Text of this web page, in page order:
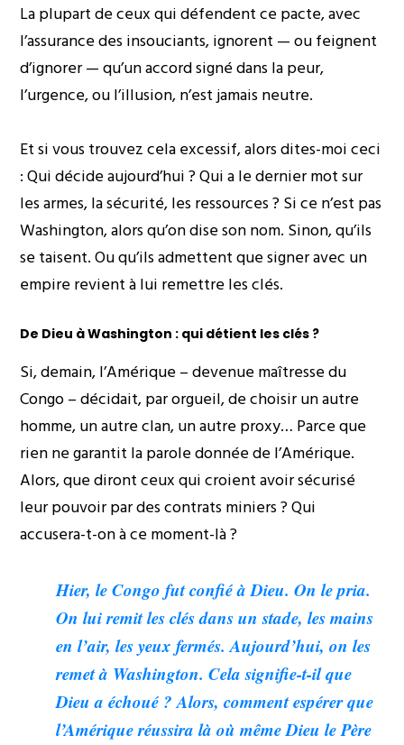
La plupart de ceux qui défendent ce pacte, avec
l’assurance des insouciants, ignorent — ou feignent
d’ignorer — qu’un accord signé dans la peur,
l’urgence, ou l’illusion, n’est jamais neutre.
Et si vous trouvez cela excessif, alors dites-moi ceci
: Qui décide aujourd’hui ? Qui a le dernier mot sur
les armes, la sécurité, les ressources ? Si ce n’est pas
Washington, alors qu’on dise son nom. Sinon, qu’ils
se taisent. Ou qu’ils admettent que signer avec un
empire revient à lui remettre les clés.
De Dieu à Washington : qui détient les clés ?
Si, demain, l’Amérique – devenue maîtresse du
Congo – décidait, par orgueil, de choisir un autre
homme, un autre clan, un autre proxy… Parce que
rien ne garantit la parole donnée de l’Amérique.
Alors, que diront ceux qui croient avoir sécurisé
leur pouvoir par des contrats miniers ? Qui
accusera-t-on à ce moment-là ?
Hier, le Congo fut confié à Dieu. On le pria.
On lui remit les clés dans un stade, les mains
en l’air, les yeux fermés. Aujourd’hui, on les
remet à Washington. Cela signifie-t-il que
Dieu a échoué ? Alors, comment espérer que
l’Amérique réussira là où même Dieu le Père